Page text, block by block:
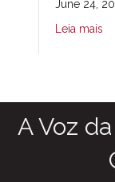
June 24,
Leia mais
A Voz